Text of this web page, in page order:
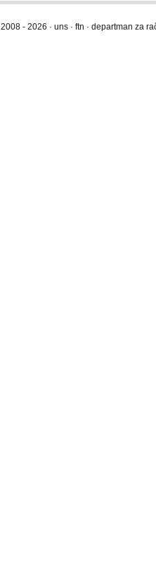
2008 - 2026 · uns · ftn · departman za